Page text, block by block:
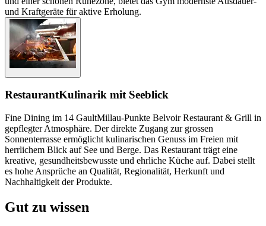
und Kraftgeräte für aktive Erholung.
RestaurantKulinarik mit Seeblick
Fine Dining im 14 GaultMillau-Punkte Belvoir Restaurant & Grill in
gepflegter Atmosphäre. Der direkte Zugang zur grossen
Sonnenterrasse ermöglicht kulinarischen Genuss im Freien mit
herrlichem Blick auf See und Berge. Das Restaurant trägt eine
kreative, gesundheitsbewusste und ehrliche Küche auf. Dabei stellt
es hohe Ansprüche an Qualität, Regionalität, Herkunft und
Nachhaltigkeit der Produkte.
Gut zu wissen